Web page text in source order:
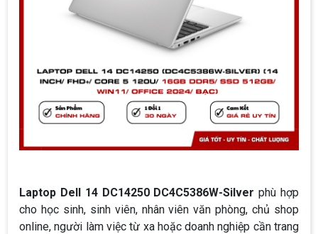
Laptop Dell 14 DC14250 DC4C5386W-Silver phù hợp
cho học sinh, sinh viên, nhân viên văn phòng, chủ shop
online, người làm việc từ xa hoặc doanh nghiệp cần trang